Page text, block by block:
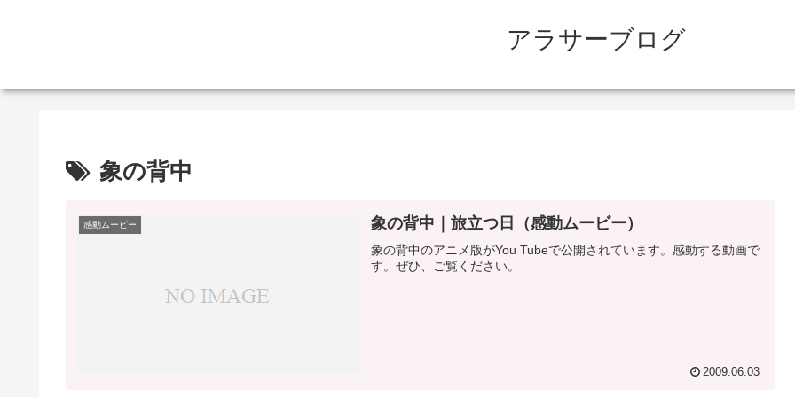
アラサーブログ
象の背中
感動ムービー 象の背中｜旅立つ日（感動ムービー）
象の背中のアニメ版がYou Tubeで公開されています。感動する動画で
す。ぜひ、ご覧ください。
2009.06.03